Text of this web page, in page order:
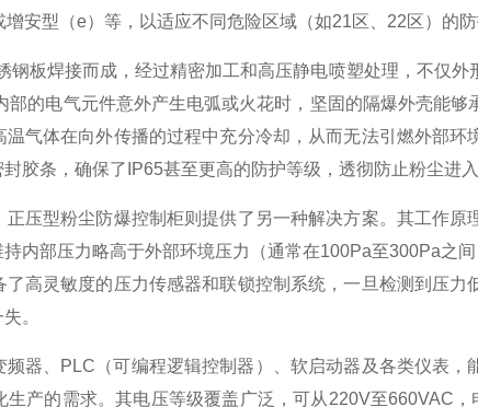
安型（e）等，以适应不同危险区域（如21区、22区）的防
板焊接而成，经过精密加工和高压静电喷塑处理，不仅外
部的电气元件意外产生电弧或火花时，坚固的隔爆外壳能够
气体在向外传播的过程中充分冷却，从而无法引燃外部环
胶条，确保了IP65甚至更高的防护等级，透彻防止粉尘进入
型粉尘防爆控制柜则提供了另一种解决方案。其工作原
内部压力略高于外部环境压力（通常在100Pa至300Pa之间
高灵敏度的压力传感器和联锁控制系统，一旦检测到压力
。
、PLC（可编程逻辑控制器）、软启动器及各类仪表，
产的需求。其电压等级覆盖广泛，可从220V至660VAC，